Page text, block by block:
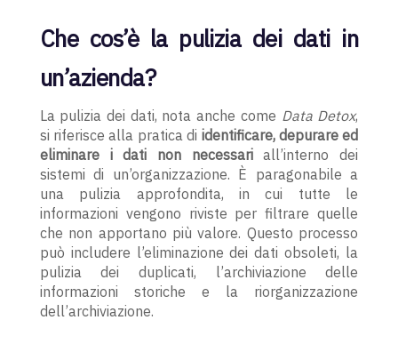
Che cos’è la pulizia dei dati in
un’azienda?
La pulizia dei dati, nota anche come Data Detox,
si riferisce alla pratica di identificare, depurare ed
eliminare i dati non necessariall’interno dei
sistemi di un’organizzazione. È paragonabile a
una pulizia approfondita, in cui tutte le
informazioni vengono riviste per filtrare quelle
che non apportano più valore. Questo processo
può includere l’eliminazione dei dati obsoleti, la
pulizia dei duplicati, l’archiviazione delle
informazioni storiche e la riorganizzazione
dell’archiviazione.